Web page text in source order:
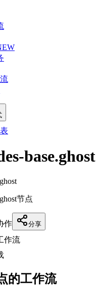
base.ghost
节点
作 分享
作流
的工作流